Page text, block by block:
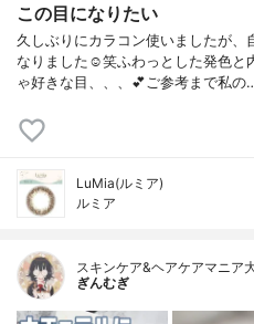
この目になりたい
久しぶりにカラコン使いましたが
なりました☺笑ふわっとした発色と
ゃ好きな目、、、💕ご参考まで私の
LuMia(ルミア)
ルミア
スキンケア&ヘアケアマニア
ぎんむぎ